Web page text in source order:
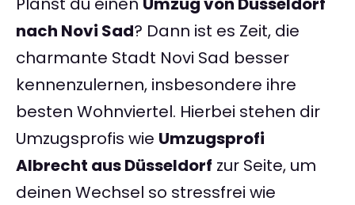
nach Novi Sad? Dann ist es Zeit, die
charmante Stadt Novi Sad besser
kennenzulernen, insbesondere ihre
besten Wohnviertel. Hierbei stehen dir
Umzugsprofis wie Umzugsprofi
Albrecht aus Düsseldorf zur Seite, um
deinen Wechsel so stressfrei wie